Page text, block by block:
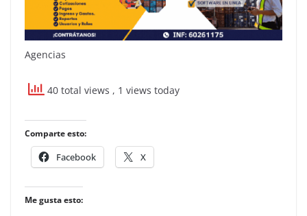
Agencias
40 total views , 1 views today
Comparte esto:
Facebook X
Me gusta esto: